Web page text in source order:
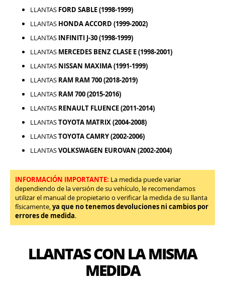
LLANTAS FORD SABLE (1998-1999)
LLANTAS HONDA ACCORD (1999-2002)
LLANTAS INFINITI J-30 (1998-1999)
LLANTAS MERCEDES BENZ CLASE E (1998-2001)
LLANTAS NISSAN MAXIMA (1991-1999)
LLANTAS RAM RAM 700 (2018-2019)
LLANTAS RAM 700 (2015-2016)
LLANTAS RENAULT FLUENCE (2011-2014)
LLANTASTOYOTA MATRIX (2004-2008)
LLANTASTOYOTA CAMRY (2002-2006)
LLANTASVOLKSWAGEN EUROVAN (2002-2004)
INFORMACIÓN IMPORTANTE: La medida puede variar
dependiendo de la versión de su vehículo, le recomendamos
utilizar el manual de propietario o verificar la medida de su llanta
físicamente,ya que no tenemos devoluciones ni cambios por
errores de medida.
LLANTAS CON LA MISMA
MEDIDA